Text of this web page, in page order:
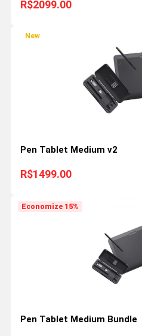
R$2099.00
New
Pen Tablet Medium v2
R$1499.00
Economize 15%
Pen Tablet Medium Bundle